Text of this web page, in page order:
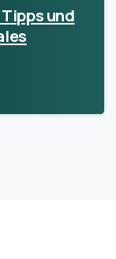
und